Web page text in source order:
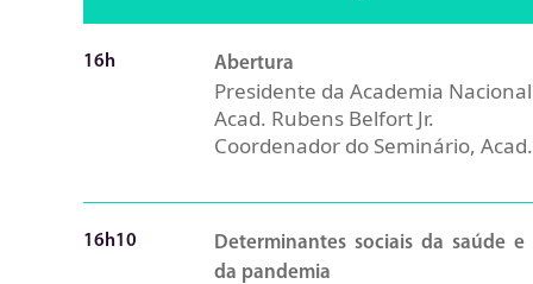
16h Abertura
Presidente da Academia
Acad. Rubens Belfort Jr.
Coordenador do Seminário,
16h10
Determinantes sociais da saúde
da pandemia